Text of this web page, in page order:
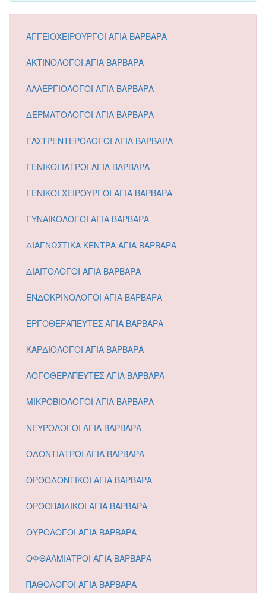
ΑΓΓΕΙΟΧΕΙΡΟΥΡΓΟΙ ΑΓΙΑ ΒΑΡΒΑΡΑ
ΑΚΤΙΝΟΛΟΓΟΙ ΑΓΙΑ ΒΑΡΒΑΡΑ
ΑΛΛΕΡΓΙΟΛΟΓΟΙ ΑΓΙΑ ΒΑΡΒΑΡΑ
ΔΕΡΜΑΤΟΛΟΓΟΙ ΑΓΙΑ ΒΑΡΒΑΡΑ
ΓΑΣΤΡΕΝΤΕΡΟΛΟΓΟΙ ΑΓΙΑ ΒΑΡΒΑΡΑ
ΓΕΝΙΚΟΙ ΙΑΤΡΟΙ ΑΓΙΑ ΒΑΡΒΑΡΑ
ΓΕΝΙΚΟΙ ΧΕΙΡΟΥΡΓΟΙ ΑΓΙΑ ΒΑΡΒΑΡΑ
ΓΥΝΑΙΚΟΛΟΓΟΙ ΑΓΙΑ ΒΑΡΒΑΡΑ
ΔΙΑΓΝΩΣΤΙΚΑ ΚΕΝΤΡΑ ΑΓΙΑ ΒΑΡΒΑΡΑ
ΔΙΑΙΤΟΛΟΓΟΙ ΑΓΙΑ ΒΑΡΒΑΡΑ
ΕΝΔΟΚΡΙΝΟΛΟΓΟΙ ΑΓΙΑ ΒΑΡΒΑΡΑ
ΕΡΓΟΘΕΡΑΠΕΥΤΕΣ ΑΓΙΑ ΒΑΡΒΑΡΑ
ΚΑΡΔΙΟΛΟΓΟΙ ΑΓΙΑ ΒΑΡΒΑΡΑ
ΛΟΓΟΘΕΡΑΠΕΥΤΕΣ ΑΓΙΑ ΒΑΡΒΑΡΑ
ΜΙΚΡΟΒΙΟΛΟΓΟΙ ΑΓΙΑ ΒΑΡΒΑΡΑ
ΝΕΥΡΟΛΟΓΟΙ ΑΓΙΑ ΒΑΡΒΑΡΑ
ΟΔΟΝΤΙΑΤΡΟΙ ΑΓΙΑ ΒΑΡΒΑΡΑ
ΟΡΘΟΔΟΝΤΙΚΟΙ ΑΓΙΑ ΒΑΡΒΑΡΑ
ΟΡΘΟΠΑΙΔΙΚΟΙ ΑΓΙΑ ΒΑΡΒΑΡΑ
ΟΥΡΟΛΟΓΟΙ ΑΓΙΑ ΒΑΡΒΑΡΑ
ΟΦΘΑΛΜΙΑΤΡΟΙ ΑΓΙΑ ΒΑΡΒΑΡΑ
ΠΑΘΟΛΟΓΟΙ ΑΓΙΑ ΒΑΡΒΑΡΑ